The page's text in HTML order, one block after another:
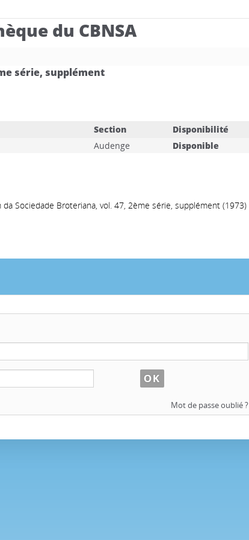
du CBNSA
série, supplément
Section
Disponibilité
Audenge Disponible
da Sociedade Broteriana, vol. 47, 2ème série, supplément (1973)
Mot de passe oublié ?